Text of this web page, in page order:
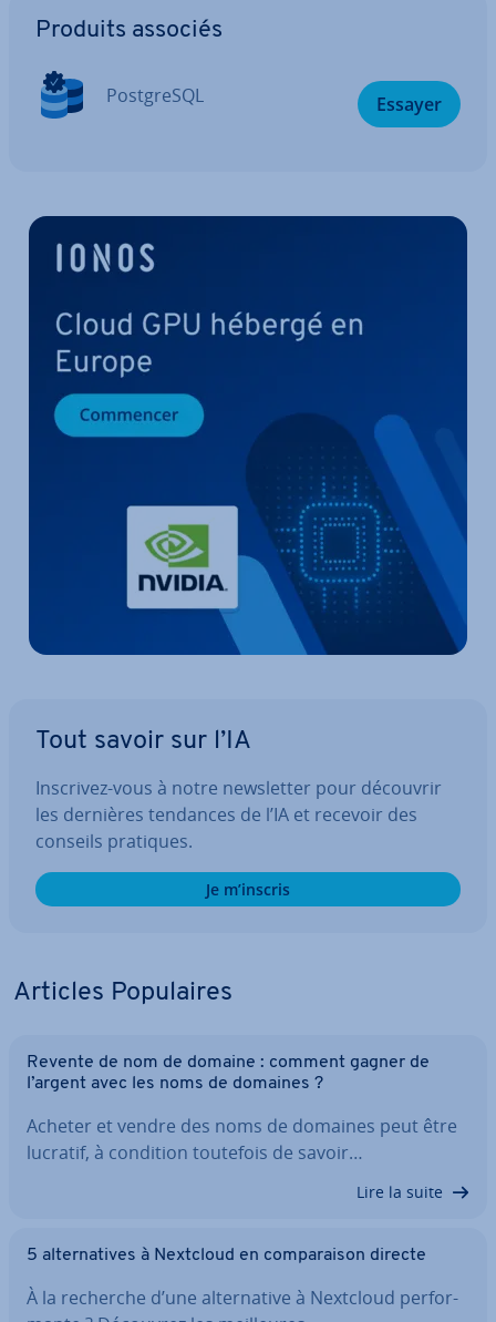
Produits associés
Post­greSQL Essayer
Tout savoir sur l’IA
Inscrivez-vous à notre news­let­ter pour découvrir
les dernières tendances de l’IA et recevoir des
conseils pratiques.
Je m’inscris
Articles Po­pu­laires
Revente de nom de domaine : comment gagner de
l’argent avec les noms de domaines ?
Acheter et vendre des noms de domaines peut être
lucratif, à condition toutefois de savoir…
Lire la suite
5 al­ter­na­tives à Nextcloud en com­pa­rai­son directe
À la recherche d’une al­ter­na­tive à Nextcloud per­for­